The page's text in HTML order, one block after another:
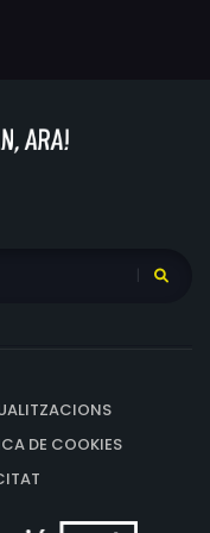
erigir-se en el
DE COOKIES